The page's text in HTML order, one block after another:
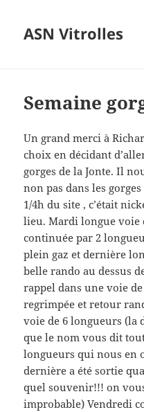
ASN Vitrolles
Semaine
Un grand merci à
choix en décidant
gorges de la Jonte. Il
non pas dans les
1/4h du site , c’était
lieu. Mardi longue voie
continuée par 2
plein gaz et dernière
belle rando au dessus
rappel dans une voie
regrimpée et retour
voie de 6 longueurs (la
que le nom vous dit
longueurs qui nous en
dernière a été sortie
quel souvenir!!! on
improbable) Vendredi